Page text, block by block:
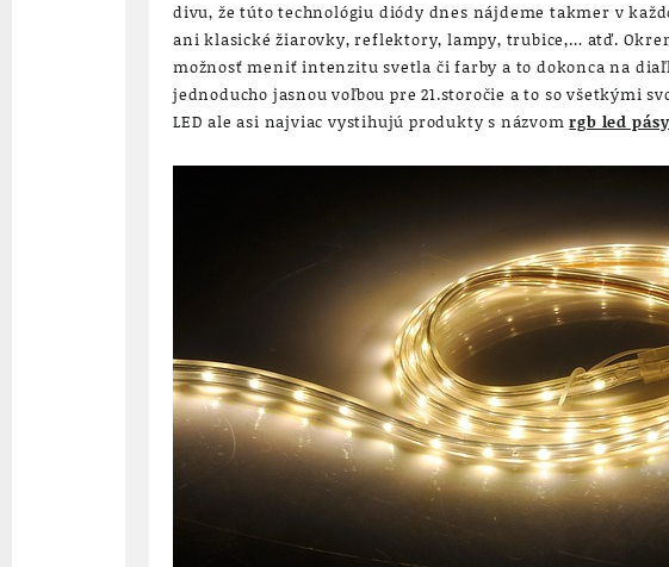
divu, že túto technológiu diódy dnes nájdeme takmer v
ani klasické žiarovky, reflektory, lampy, trubice,… atď.
možnosť meniť intenzitu svetla či farby a to dokonca na
jednoducho jasnou voľbou pre 21.storočie a to so všetkými
LED ale asi najviac vystihujú produkty s názvomrgb led pásy